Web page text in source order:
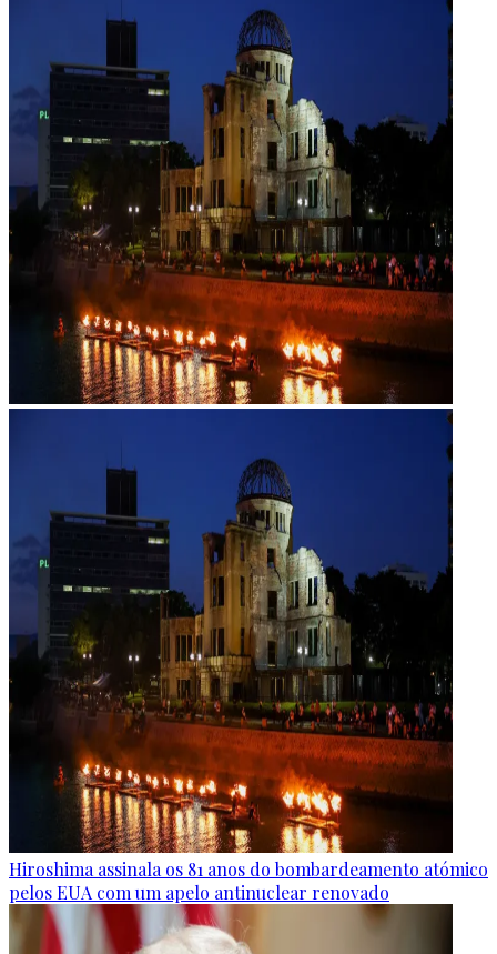
Hiroshima assinala os 81 anos do bombardeamento atómico
pelos EUA com um apelo antinuclear renovado